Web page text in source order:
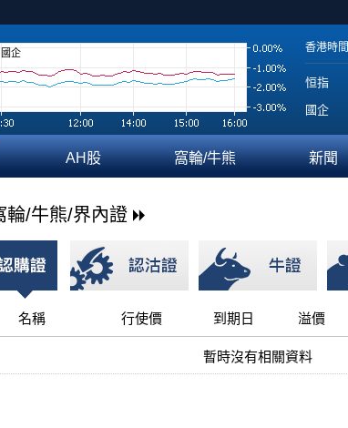
國企 香港時間
恒指
國企
AH股 窩輪/牛熊 新聞
輪/牛熊/界內證
名稱 行使價 到期日 溢價
暫時沒有相關資料